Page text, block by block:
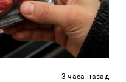
3 часа назад